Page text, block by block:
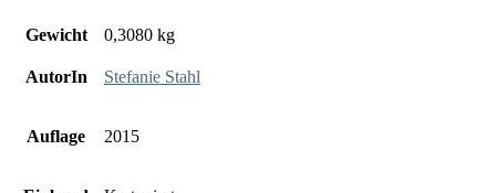
Gewicht 0,3080 kg
AutorIn Stefanie Stahl
Auflage 2015